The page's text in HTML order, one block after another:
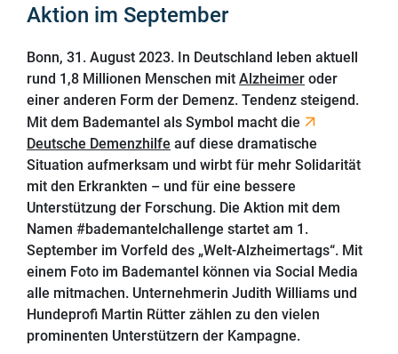
Aktion im September
Bonn, 31. August 2023. In Deutschland leben aktuell
rund 1,8 Millionen Menschen mit Alzheimer oder
einer anderen Form der Demenz. Tendenz steigend.
Mit dem Bademantel als Symbol macht die
Deutsche Demenzhilfe auf diese dramatische
Situation aufmerksam und wirbt für mehr Solidarität
mit den Erkrankten – und für eine bessere
Unterstützung der Forschung. Die Aktion mit dem
Namen #bademantelchallenge startet am 1.
September im Vorfeld des „Welt-Alzheimertags“. Mit
einem Foto im Bademantel können via Social Media
alle mitmachen. Unternehmerin Judith Williams und
Hundeprofi Martin Rütter zählen zu den vielen
prominenten Unterstützern der Kampagne.